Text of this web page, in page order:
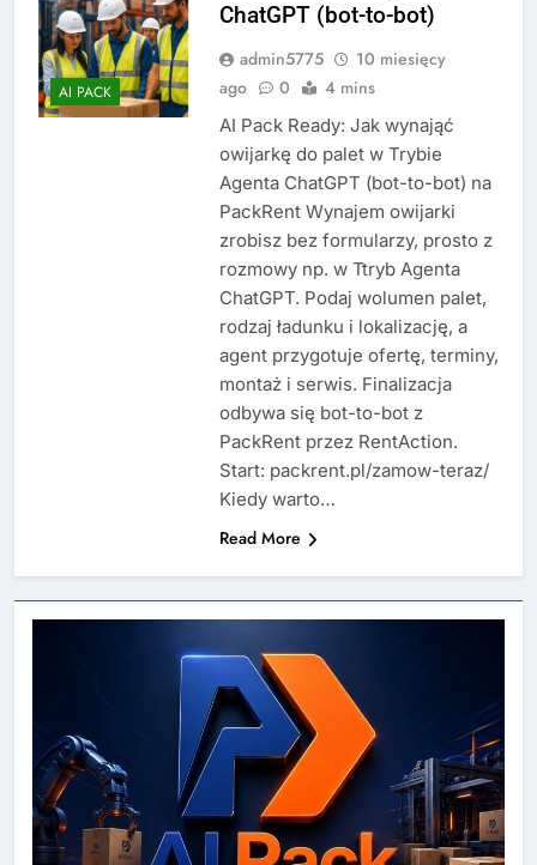
AI PACK
ChatGPT (bot-to-bot)
admin5775
10 miesięcy
ago
0 4 mins
AI Pack Ready: Jak wynająć
owijarkę do palet w Trybie
Agenta ChatGPT (bot-to-bot) na
PackRent Wynajem owijarki
zrobisz bez formularzy, prosto z
rozmowy np. w Ttryb Agenta
ChatGPT. Podaj wolumen palet,
rodzaj ładunku i lokalizację, a
agent przygotuje ofertę, terminy,
montaż i serwis. Finalizacja
odbywa się bot-to-bot z
PackRent przez RentAction.
Start: packrent.pl/zamow-teraz/
Kiedy warto…
Read More